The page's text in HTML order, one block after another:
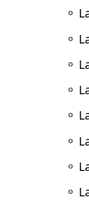
⚬
⚬
⚬
⚬
⚬
⚬
⚬
⚬